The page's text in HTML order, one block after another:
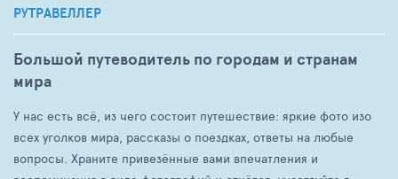
РУТРАВЕЛЛЕР
Большой путеводитель по городам и странам
мира
У нас есть всё, из чего состоит путешествие: яркие фото изо
всех уголков мира, рассказы о поездках, ответы на любые
вопросы. Храните привезённые вами впечатления и